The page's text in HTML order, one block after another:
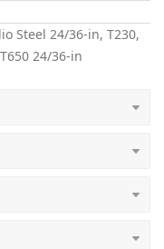
Steel 24/36-in, T230,
24/36-in